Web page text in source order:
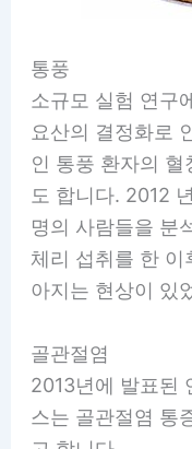
통풍
소규모 실험 연구
요산의 결정화로
인 통풍 환자의 혈
도 합니다. 2012
명의 사람들을 분
체리 섭취를 한
아지는 현상이 있
골관절염
2013년에 발표된
스는 골관절염 통